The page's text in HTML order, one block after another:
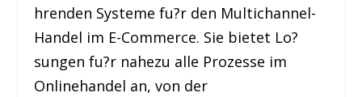
hrenden Systeme fu?r den Multichannel-
Handel im E-Commerce. Sie bietet Lo?
sungen fu?r nahezu alle Prozesse im
Onlinehandel an, von der